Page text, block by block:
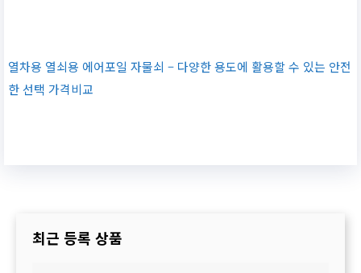
열차용 열쇠용 에어포일 자물쇠 – 다양한 용도에 활용할 수 있는 안전
한 선택 가격비교
최근 등록 상품